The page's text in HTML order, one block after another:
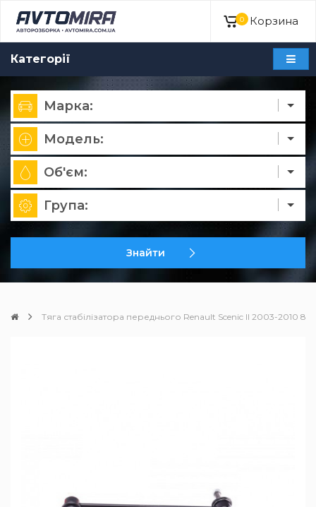
0 Корзина
Категорії
Марка:
Модель:
Об'єм:
Група:
Знайти
Тяга стабілізатора переднього Renault Scenic II 2003-2010